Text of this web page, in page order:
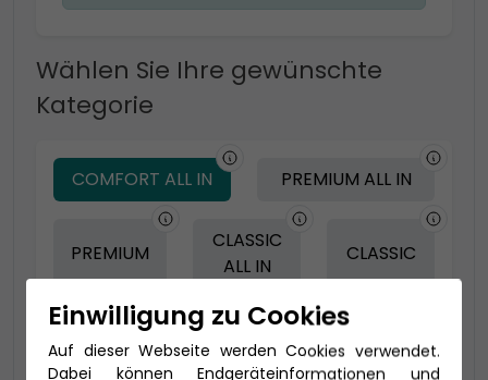
Wählen Sie Ihre gewünschte
Kategorie
COMFORT ALL IN PREMIUM ALL IN
PREMIUM
CLASSIC
ALL IN
CLASSIC
-150 € - Frühbucher Plus
Einwilligung zu Cookies
Auf dieser Webseite werden Cookies verwendet.
Dabei können Endgeräteinformationen und